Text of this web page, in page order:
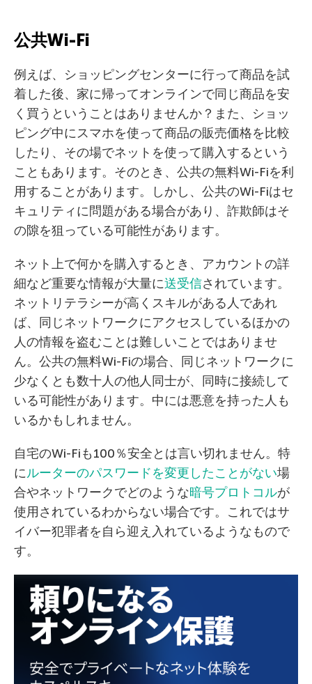
公共Wi-Fi
例えば、ショッピングセンターに行って商品を試
着した後、家に帰ってオンラインで同じ商品を安
く買うということはありませんか？また、ショッ
ピング中にスマホを使って商品の販売価格を比較
したり、その場でネットを使って購入するという
こともあります。そのとき、公共の無料Wi-Fiを利
用することがあります。しかし、公共のWi-Fiはセ
キュリティに問題がある場合があり、詐欺師はそ
の隙を狙っている可能性があります。
ネット上で何かを購入するとき、アカウントの詳
細など重要な情報が大量に送受信されています。
ネットリテラシーが高くスキルがある人であれ
ば、同じネットワークにアクセスしているほかの
人の情報を盗むことは難しいことではありませ
ん。公共の無料Wi-Fiの場合、同じネットワークに
少なくとも数十人の他人同士が、同時に接続して
いる可能性があります。中には悪意を持った人も
いるかもしれません。
自宅のWi-Fiも100％安全とは言い切れません。特
にルーターのパスワードを変更したことがない場
合やネットワークでどのような暗号プロトコルが
使用されているわからない場合です。これではサ
イバー犯罪者を自ら迎え入れているようなもので
す。